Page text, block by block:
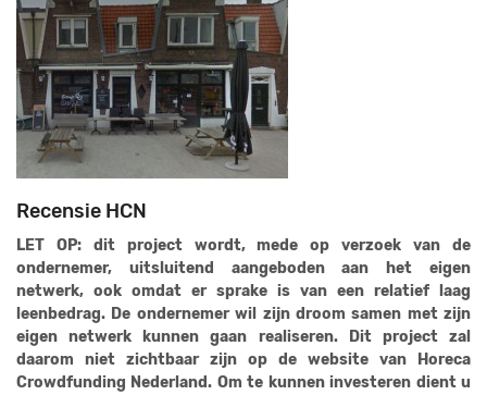
Recensie HCN
LET OP: dit project wordt, mede op verzoek van de
ondernemer, uitsluitend aangeboden aan het eigen
netwerk, ook omdat er sprake is van een relatief laag
leenbedrag. De ondernemer wil zijn droom samen met zijn
eigen netwerk kunnen gaan realiseren. Dit project zal
daarom niet zichtbaar zijn op de website van Horeca
Crowdfunding Nederland. Om te kunnen investeren dient u